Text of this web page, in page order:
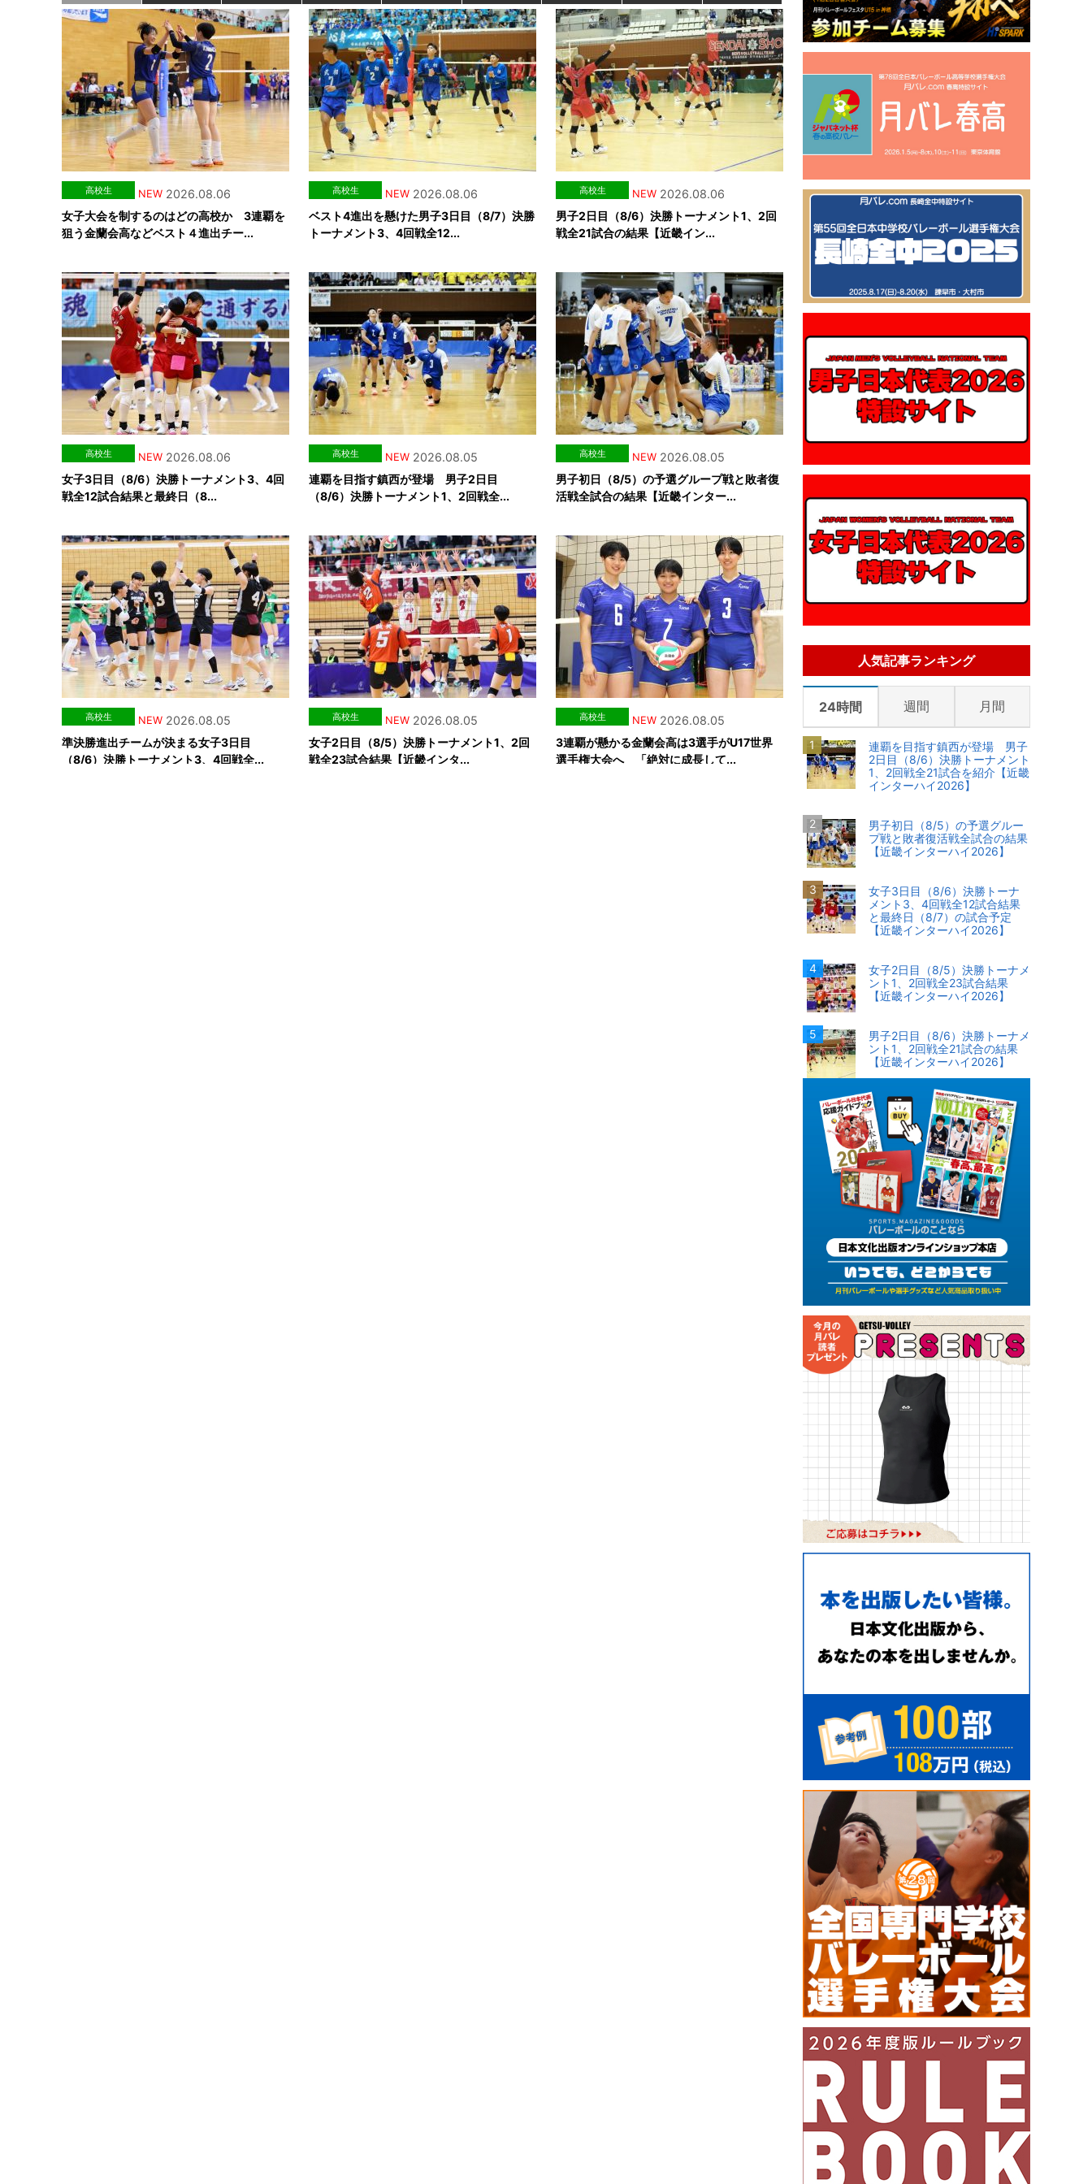
高校生 NEW 2026.08.06
女子大会を制するのはどの高校か 3連覇を
狙う金蘭会高などベスト４進出チー...
高校生 NEW 2026.08.06
ベスト4進出を懸けた男子3日目（8/7）決勝
トーナメント3、4回戦全12...
高校生 NEW 2026.08.06
男子2日目（8/6）決勝トーナメント1、2回
戦全21試合の結果【近畿イン...
高校生 NEW 2026.08.06
女子3日目（8/6）決勝トーナメント3、4回
戦全12試合結果と最終日（8...
高校生 NEW 2026.08.05
連覇を目指す鎮西が登場 男子2日目
（8/6）決勝トーナメント1、2回戦全...
高校生 NEW 2026.08.05
男子初日（8/5）の予選グループ戦と敗者復
活戦全試合の結果【近畿インター...
高校生 NEW 2026.08.05
準決勝進出チームが決まる女子3日目
（8/6）決勝トーナメント3、4回戦全...
高校生 NEW 2026.08.05
女子2日目（8/5）決勝トーナメント1、2回
戦全23試合結果【近畿インタ...
高校生 NEW 2026.08.05
3連覇が懸かる金蘭会高は3選手がU17世界
選手権大会へ 「絶対に成長して...
人気記事ランキング
24時間 週間 月間
連覇を目指す鎮西が登場 男子
2日目（8/6）決勝トーナメント
1、2回戦全21試合を紹介【近畿
インターハイ2026】
男子初日（8/5）の予選グルー
プ戦と敗者復活戦全試合の結果
【近畿インターハイ2026】
女子3日目（8/6）決勝トーナ
メント3、4回戦全12試合結果
と最終日（8/7）の試合予定
【近畿インターハイ2026】
女子2日目（8/5）決勝トーナメ
ント1、2回戦全23試合結果
【近畿インターハイ2026】
男子2日目（8/6）決勝トーナメ
ント1、2回戦全21試合の結果
【近畿インターハイ2026】